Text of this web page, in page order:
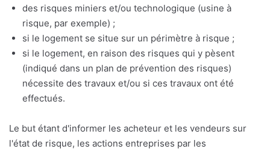
des risques miniers et/ou technologique (usine à
risque, par exemple) ;
si le logement se situe sur un périmètre à risque ;
si le logement, en raison des risques qui y pèsent
(indiqué dans un plan de prévention des risques)
nécessite des travaux et/ou si ces travaux ont été
effectués.
Le but étant d'informer les acheteur et les vendeurs sur
l'état de risque, les actions entreprises par les